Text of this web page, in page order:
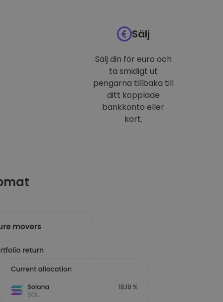
Sälj
Sälj din för euro och
ta smidigt ut
pengarna tillbaka till
ditt kopplade
bankkonto eller
kort.